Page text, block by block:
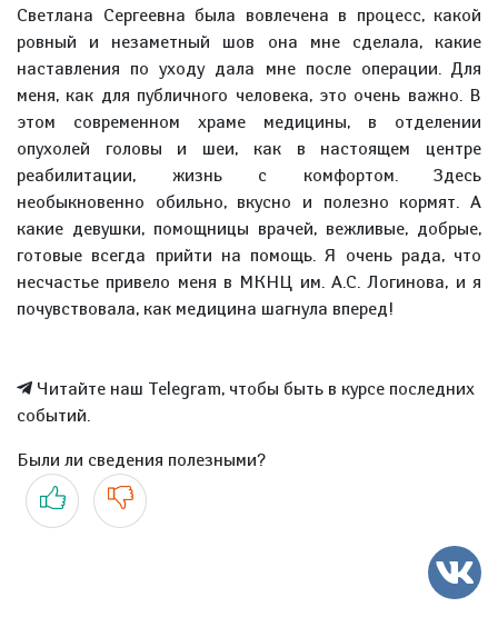
Светлана Сергеевна была вовлечена в процесс, какой
ровный и незаметный шов она мне сделала, какие
наставления по уходу дала мне после операции. Для
меня, как для публичного человека, это очень важно. В
этом современном храме медицины, в отделении
опухолей головы и шеи, как в настоящем центре
реабилитации, жизнь с комфортом. Здесь
необыкновенно обильно, вкусно и полезно кормят. А
какие девушки, помощницы врачей, вежливые, добрые,
готовые всегда прийти на помощь. Я очень рада, что
несчастье привело меня в МКНЦ им. А.С. Логинова, и я
почувствовала, как медицина шагнула вперед!
Читайте наш Telegram, чтобы быть в курсе последних
событий.
Были ли сведения полезными?
Да Нет